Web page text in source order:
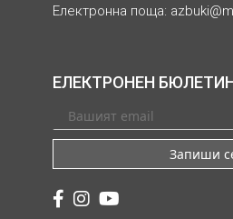
Електронна поща:
ЕЛЕКТРОНЕН
Запиши